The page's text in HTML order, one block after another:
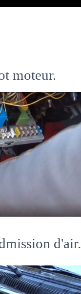
moteur.
d'air.